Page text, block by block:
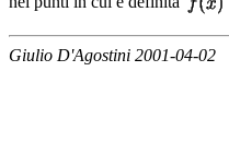
Giulio D'Agostini 2001-04-02